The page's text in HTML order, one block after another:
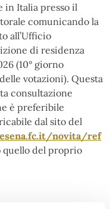
in Italia presso il
comunicando la
all’Ufficio
di residenza
(10° giorno
votazioni). Questa
consultazione
è preferibile
dal sito del
novita/ref
quello del proprio